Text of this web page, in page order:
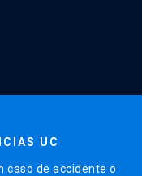
UC
caso de accidente o